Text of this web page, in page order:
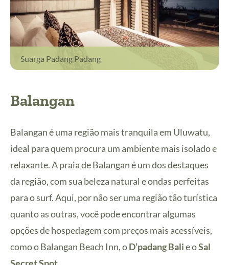
Suarga Padang Padang
Balangan
Balangan é uma região mais tranquila em Uluwatu,
ideal para quem procura um ambiente mais isolado e
relaxante. A praia de Balangan é um dos destaques
da região, com sua beleza natural e ondas perfeitas
para o surf. Aqui, por não ser uma região tão turística
quanto as outras, você pode encontrar algumas
opções de hospedagem com preços mais acessíveis,
como o Balangan Beach Inn, oD’padang Balie oSal